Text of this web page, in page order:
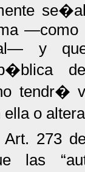
―como
y
tendr�
o
273
las